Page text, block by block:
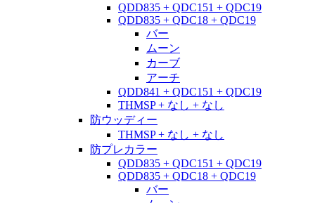
QDD835 + QDC151 + QDC19
QDD835 + QDC18 + QDC19
バー
ムーン
カーブ
アーチ
QDD841 + QDC151 + QDC19
THMSP + なし + なし
防ウッディー
THMSP + なし + なし
防プレカラー
QDD835 + QDC151 + QDC19
QDD835 + QDC18 + QDC19
バー